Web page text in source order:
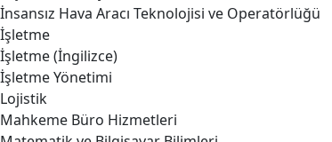
İnsansız Hava Aracı Teknolojisi ve Operatörlüğü
İşletme
İşletme (İngilizce)
İşletme Yönetimi
Lojistik
Mahkeme Büro Hizmetleri